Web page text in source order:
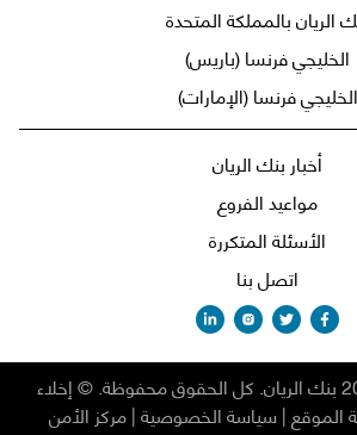
أخبار بنك الريان
مواعيد الفروع
الأسئلة المتكررة
اتصل بنا
الريان بالمملكة المتحدة
الخليجي فرنسا (باريس)
الخليجي فرنسا (الإمارات)
بنك الريان. كل الحقوق محفوظة. ©إخلاء
الموقع|سياسة الخصوصية|مركز الأمن